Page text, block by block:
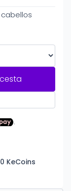
KeCoins